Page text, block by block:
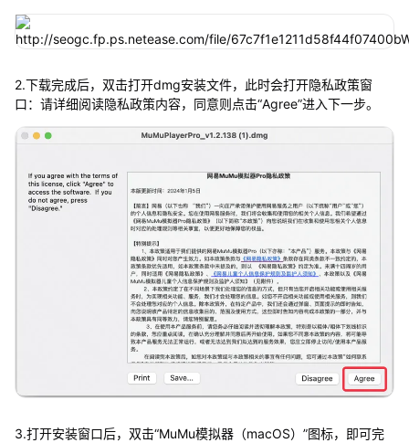
2.下载完成后，双击打开dmg安装文件，此时会打开隐私政策窗
口：请详细阅读隐私政策内容，同意则点击“Agree”进入下一步。
3.打开安装窗口后，双击“MuMu模拟器（macOS）”图标，即可完